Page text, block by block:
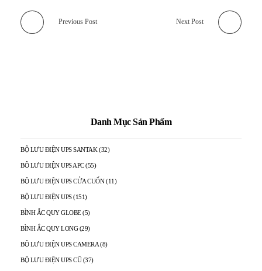
Previous Post Next Post
Danh Mục Sản Phẩm
BỘ LƯU ĐIỆN UPS SANTAK (32)
BỘ LƯU ĐIỆN UPS APC (55)
BỘ LƯU ĐIỆN UPS CỬA CUỐN (11)
BỘ LƯU ĐIỆN UPS (151)
BÌNH ẮC QUY GLOBE (5)
BÌNH ẮC QUY LONG (29)
BỘ LƯU ĐIỆN UPS CAMERA (8)
BỘ LƯU ĐIỆN UPS CŨ (37)